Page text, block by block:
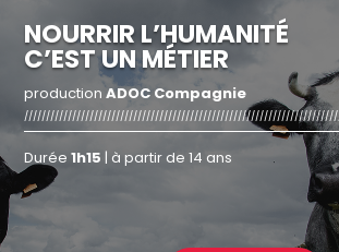
NOURRIR L’HUMANITÉ
C’EST UN MÉTIER
productionADOC Compagnie
Durée1h15 | à partir de 14 ans